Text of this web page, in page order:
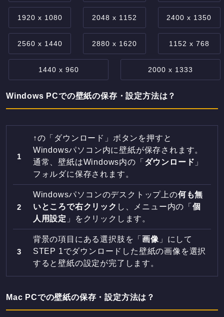
1920 x 1080 2048 x 1152 2400 x 1350
2560 x 1440 2880 x 1620 1152 x 768
1440 x 960 2000 x 1333
Windows PCでの壁紙の保存・設定方法は？
↑の「ダウンロード」ボタンを押すと
Windowsパソコン内に壁紙が保存されます。
通常、壁紙はWindows内の「 ダウンロード 」
フォルダに保存されます。
Windowsパソコンのデスクトップ上の何も無
いところで右クリック し、メニュー内の「 個
人用設定 」をクリックします。
背景の項目にある選択肢を「画像 」にして
STEP 1でダウンロードした壁紙の画像を選択
すると壁紙の設定が完了します。
Mac PCでの壁紙の保存・設定方法は？